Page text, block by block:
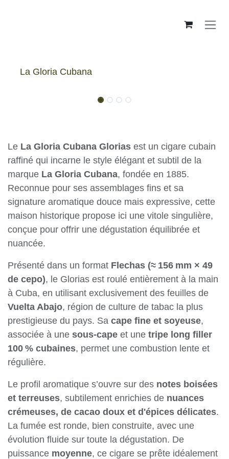
La Gloria Cubana
LeLa Gloria Cubana Gloriasest un cigare
cubain raffiné qui incarne le style élégant et
subtil de la marqueLa Gloria Cubana, fondée
en 1885. Reconnue pour ses assemblages fins et
sa signature aromatique douce mais expressive,
cette maison historique propose ici une vitole
singulière, conçue pour offrir une dégustation
équilibrée et nuancée.
Présenté dans un formatFlechas (≈ 156 mm × 49
de cepo) , le Glorias est roulé entièrement à la
main à Cuba, en utilisant exclusivement des
feuilles deVuelta Abajo, région de culture de
tabac la plus prestigieuse du pays. Sacape fine
et soyeuse, associée à une sous-capeet une
tripe long filler 100 % cubaines, permet une
combustion lente et régulière.
Le profil aromatique s’ouvre sur desnotes
boisées et terreuses, subtilement enrichies de
nuances crémeuses, de cacao doux et
d'épices délicates . La fumée est ronde, bien
construite, avec une évolution fluide sur toute la
dégustation. De puissancemoyenne, ce cigare